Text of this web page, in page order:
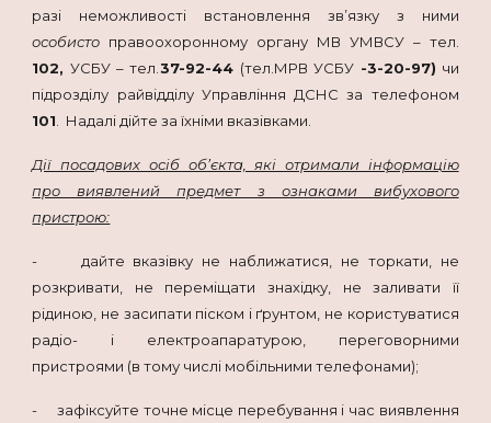
разі неможливості встановлення зв’язку з ними
особисто правоохоронному органу МВ УМВСУ – тел.
102,УСБУ – тел.37-92-44 (тел.МРВ УСБУ-3-20-97) чи
підрозділу райвідділу Управління ДСНС за телефоном
101. Надалі дійте за їхніми вказівками.
Дії посадових осіб об’єкта, які отримали інформацію
про виявлений предмет з ознаками вибухового
пристрою:
- дайте вказівку не наближатися, не торкати, не
розкривати, не переміщати знахідку, не заливати її
рідиною, не засипати піском і ґрунтом, не користуватися
радіо- і електроапаратурою, переговорними
пристроями (в тому числі мобільними телефонами);
- зафіксуйте точне місце перебування і час виявлення